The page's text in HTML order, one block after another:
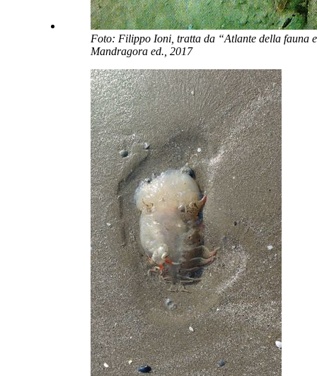
Foto: Filippo Ioni, tratta da “Atlante della fauna
Mandragora ed., 2017